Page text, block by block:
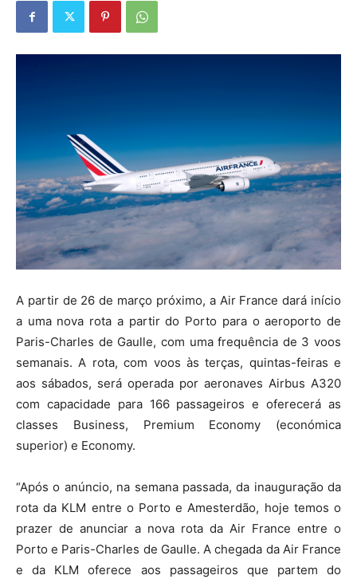
A partir de 26 de março próximo, a Air France dará início
a uma nova rota a partir do Porto para o aeroporto de
Paris-Charles de Gaulle, com uma frequência de 3 voos
semanais. A rota, com voos às terças, quintas-feiras e
aos sábados, será operada por aeronaves Airbus A320
com capacidade para 166 passageiros e oferecerá as
classes Business, Premium Economy (económica
superior) e Economy.
“Após o anúncio, na semana passada, da inauguração da
rota da KLM entre o Porto e Amesterdão, hoje temos o
prazer de anunciar a nova rota da Air France entre o
Porto e Paris-Charles de Gaulle. A chegada da Air France
e da KLM oferece aos passageiros que partem do